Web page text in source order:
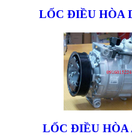
LỐC ĐIỀU HÒA
LỐC ĐIỀU HÒA